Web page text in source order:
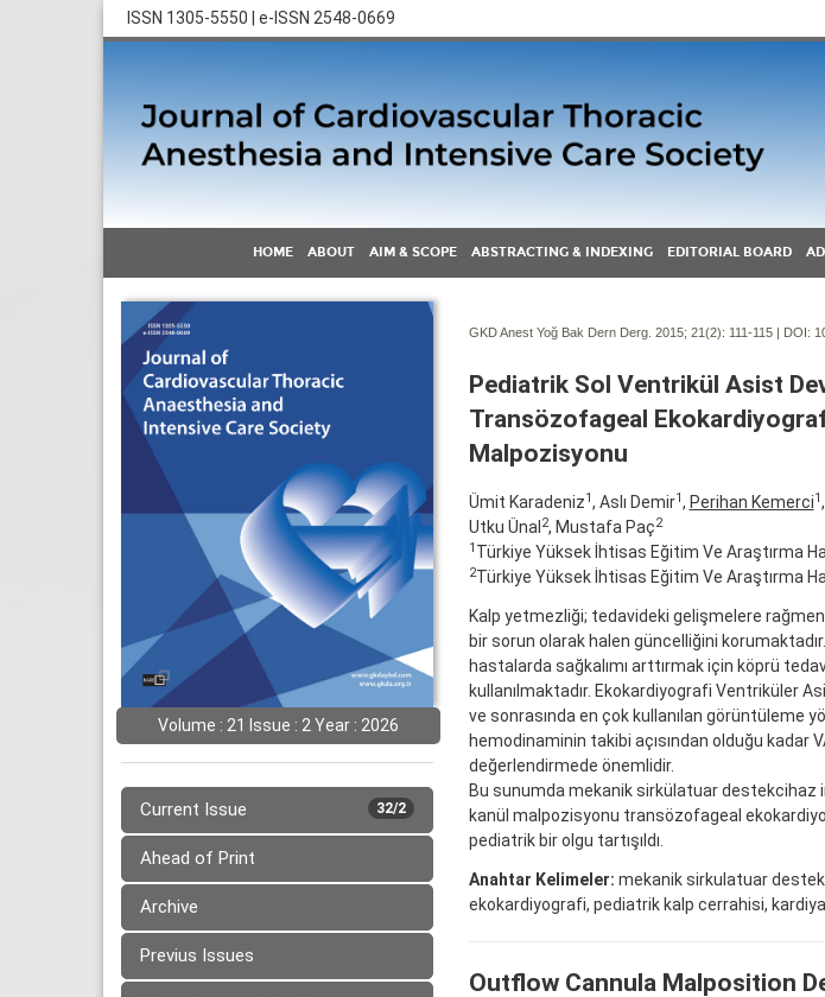
ISSN 1305-5550 | e-ISSN 2548-0669
HOME ABOUT AIM & SCOPE ABSTRACTING & INDEXING EDITORIAL BOARD
Volume : 21 Issue : 2 Year : 2026
32/2
Current Issue
Ahead of Print
Archive
Previus Issues
GKD Anest Yoğ Bak Dern Derg. 2015; 21(2): 111-115 | DOI:
Pediatrik Sol Ventrikül Asist
Transözofageal
Malpozisyonu
Ümit Karadeniz1, Aslı Demir1, Perihan Kemerci1
Utku Ünal 2, Mustafa Paç2
1 Türkiye Yüksek İhtisas Eğitim Ve Araştırma
2Türkiye Yüksek İhtisas Eğitim Ve Araştırma
Kalp yetmezliği; tedavideki gelişmelere
bir sorun olarak halen güncelliğini
hastalarda sağkalımı arttırmak için köprü
kullanılmaktadır. Ekokardiyografi Ventriküler
ve sonrasında en çok kullanılan görüntüleme
hemodinaminin takibi açısından olduğu kadar
değerlendirmede önemlidir.
Bu sunumda mekanik sirkülatuar destekcihaz
kanül malpozisyonu transözofageal
pediatrik bir olgu tartışıldı.
Anahtar Kelimeler: mekanik sirkulatuar
ekokardiyografi, pediatrik kalp cerrahisi,
Outflow Cannula Malposition